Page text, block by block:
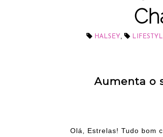
HALSEY,
Aumenta o
Olá, Estrelas! Tudo bom